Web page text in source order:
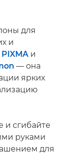
для
и
и
— она
ярких
и сгибайте
руками
для